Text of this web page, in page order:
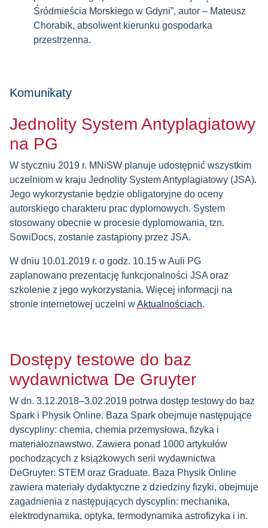
Śródmieścia Morskiego w Gdyni”, autor – Mateusz
Chorabik, absolwent kierunku gospodarka
przestrzenna.
Komunikaty
Jednolity System Antyplagiatowy
na PG
W styczniu 2019 r. MNiSW planuje udostępnić wszystkim
uczelniom w kraju Jednolity System Antyplagiatowy (JSA).
Jego wykorzystanie będzie obligatoryjne do oceny
autorskiego charakteru prac dyplomowych. System
stosowany obecnie w procesie dyplomowania, tzn.
SowiDocs, zostanie zastąpiony przez JSA.
W dniu 10.01.2019 r. o godz. 10.15 w Auli PG
zaplanowano prezentację funkcjonalności JSA oraz
szkolenie z jego wykorzystania. Więcej informacji na
stronie internetowej uczelni wAktualnościach.
Dostępy testowe do baz
wydawnictwa De Gruyter
W dn. 3.12.2018–3.02.2019 potrwa dostęp testowy do baz
Spark i Physik Online. Baza Spark obejmuje następujące
dyscypliny: chemia, chemia przemysłowa, fizyka i
materiałoznawstwo. Zawiera ponad 1000 artykułów
pochodzących z książkowych serii wydawnictwa
DeGruyter: STEM oraz Graduate. Baza Physik Online
zawiera materiały dydaktyczne z dziedziny fizyki, obejmuje
zagadnienia z następujących dyscyplin: mechanika,
elektrodynamika, optyka, termodynamika astrofizyka i in.